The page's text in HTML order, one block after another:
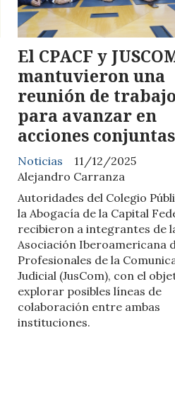
El CPACF y
mantuvieron una
reunión de trabajo
para avanzar en
acciones conjuntas
Alejandro Carranza
Noticias 11/12/2025
Autoridades del Colegio
la Abogacía de la Capital
recibieron a integrantes de
Asociación Iberoamericana
Profesionales de la
Judicial (JusCom), con el
explorar posibles líneas de
colaboración entre ambas
instituciones.